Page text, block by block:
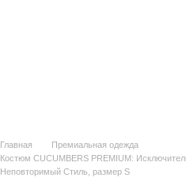
Главная
Премиальная одежда
Костюм CUCUMBERS PREMIUM:
Неповторимый Стиль, размер S